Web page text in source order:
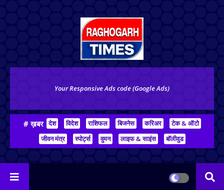
Your Responsive Ads code (Google Ads)
# ख़बर देश विदेश राशिफल बिजनेस करिअर
टेक & ऑटो
जीवन मंत्र
स्पोर्ट्स वुमन लाइफ & साइंस बॉलीवुड